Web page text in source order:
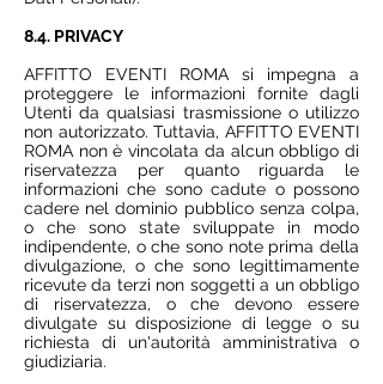
8.4. PRIVACY
AFFITTO EVENTI ROMA si impegna a
proteggere le informazioni fornite dagli
Utenti da qualsiasi trasmissione o utilizzo
non autorizzato. Tuttavia, AFFITTO EVENTI
ROMA non è vincolata da alcun obbligo di
riservatezza per quanto riguarda le
informazioni che sono cadute o possono
cadere nel dominio pubblico senza colpa,
o che sono state sviluppate in modo
indipendente, o che sono note prima della
divulgazione, o che sono legittimamente
ricevute da terzi non soggetti a un obbligo
di riservatezza, o che devono essere
divulgate su disposizione di legge o su
richiesta di un'autorità amministrativa o
giudiziaria.